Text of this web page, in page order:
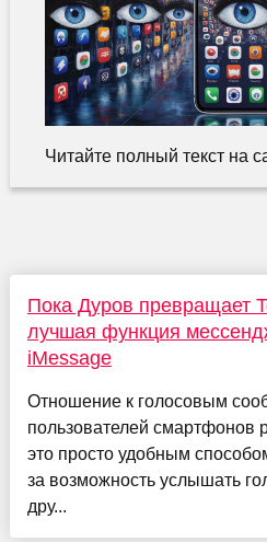
Читайте полный текст на
Пока Дуров превращает
лучшая функция
iMessage
Отношение к голосовым
пользователей смартфонов
это просто удобным
за возможность услышать
дру...